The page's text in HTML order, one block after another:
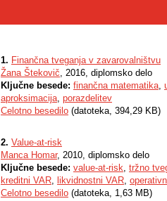
1. Finančna tveganja v zavarovalništvu
Žana Štekovič, 2016, diplomsko delo
Ključne besede: finančna matematika,
aproksimacija, porazdelitev
Celotno besedilo (datoteka, 394,29 KB)
2. Value-at-risk
Manca Homar, 2010, diplomsko delo
Ključne besede: value-at-risk, tržno
kreditni VAR, likvidnostni VAR,
Celotno besedilo (datoteka, 1,63 MB)